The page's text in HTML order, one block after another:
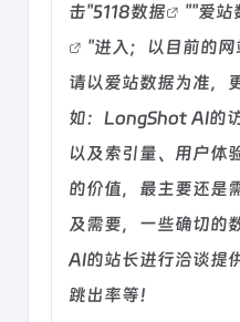
击"5118数据 ""爱站
"进入；以目前的
请以爱站数据为准，
如：LongShot AI的
以及索引量、用户体
的价值，最主要还是
及需要，一些确切的
AI的站长进行洽谈提
跳出率等！